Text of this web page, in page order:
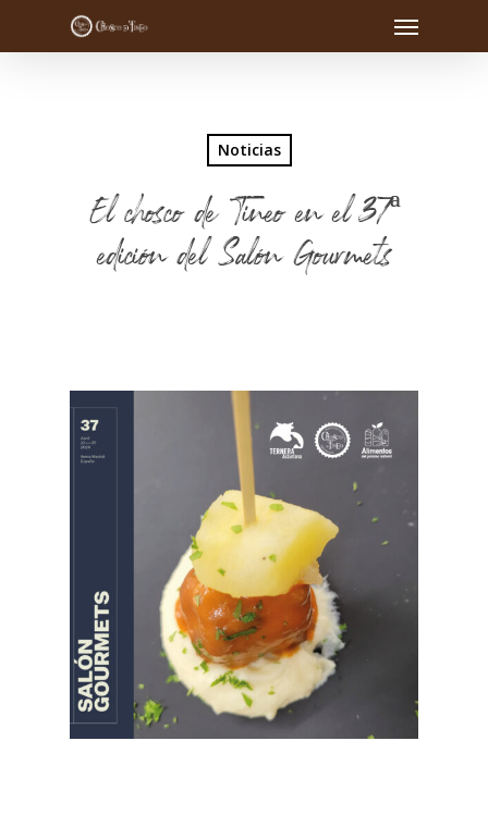
Noticias
El chosco de Tineo en el 37ª
edición del Salón Gourmets